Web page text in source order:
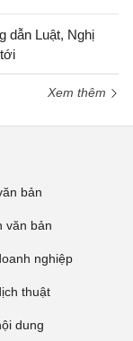
dẫn Luật, Nghị
Xem thêm
bản
văn bản
nghiệp
thuật
dung